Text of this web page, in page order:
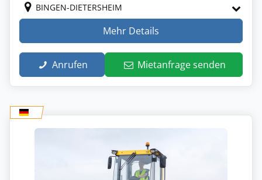
BINGEN-DIETERSHEIM
Mehr Details
Anrufen Mietanfrage senden